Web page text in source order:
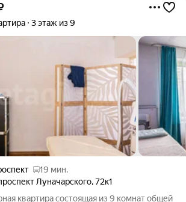
3 этаж из 9
19 мин.
Луначарского,72к1
квартира состоящая из 9 комнат общей